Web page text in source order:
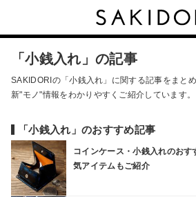
「小銭入れ」の記事
SAKIDORIの「小銭入れ」に関する記事をまと
新"モノ"情報をわかりやすくご紹介しています
「小銭入れ」のおすすめ記事
コインケース・小銭入れのおす
気アイテムもご紹介